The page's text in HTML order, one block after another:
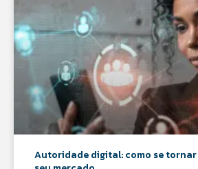
Autoridade digital: como se